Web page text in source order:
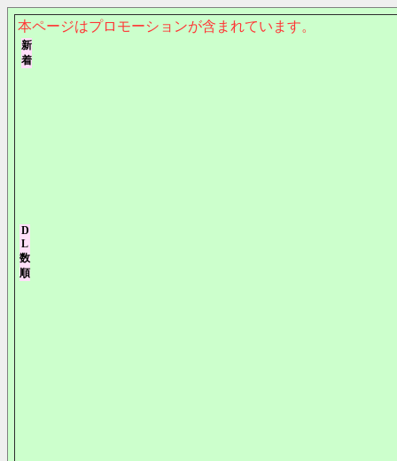
本ページはプロモーションが含まれています。